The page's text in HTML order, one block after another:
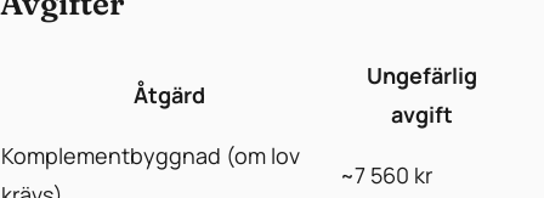
Åtgärd
Ungefärlig
avgift
Komplementbyggnad (om lov
~7 560 kr